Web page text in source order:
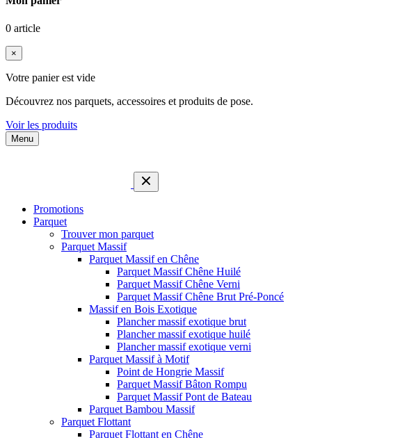
0 article
×
Votre panier est vide
Découvrez nos parquets, accessoires et produits de pose.
Voir les produits
Menu
Promotions
Parquet
Trouver mon parquet
Parquet Massif
Parquet Massif en Chêne
Parquet Massif Chêne Huilé
Parquet Massif Chêne Verni
Parquet Massif Chêne Brut Pré-Poncé
Massif en Bois Exotique
Plancher massif exotique brut
Plancher massif exotique huilé
Plancher massif exotique verni
Parquet Massif à Motif
Point de Hongrie Massif
Parquet Massif Bâton Rompu
Parquet Massif Pont de Bateau
Parquet Bambou Massif
Parquet Flottant
Parquet Flottant en Chêne